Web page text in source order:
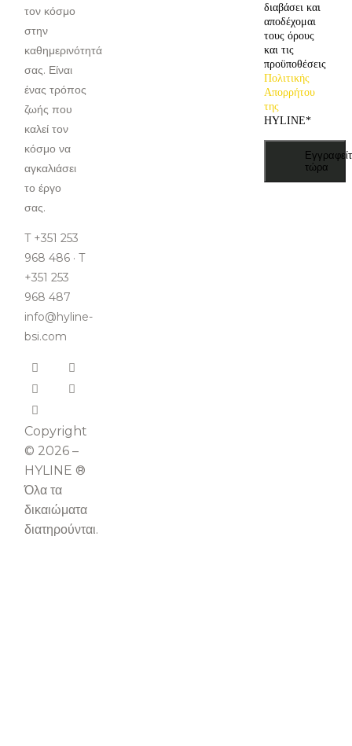
τον κόσμο
στην
καθημερινότητά
σας. Είναι
ένας τρόπος
ζωής που
καλεί τον
κόσμο να
αγκαλιάσει
το έργο
σας.
T +351 253
968 486 · T
+351 253
968 487
info@hyline-
bsi.com
Copyright
© 2026 –
HYLINE ®
Όλα τα
δικαιώματα
διατηρούνται.
διαβάσει και
αποδέχομαι
τους όρους
και τις
προϋποθέσεις
Πολιτικής
Απορρήτου
της
HYLINE*
τώρα